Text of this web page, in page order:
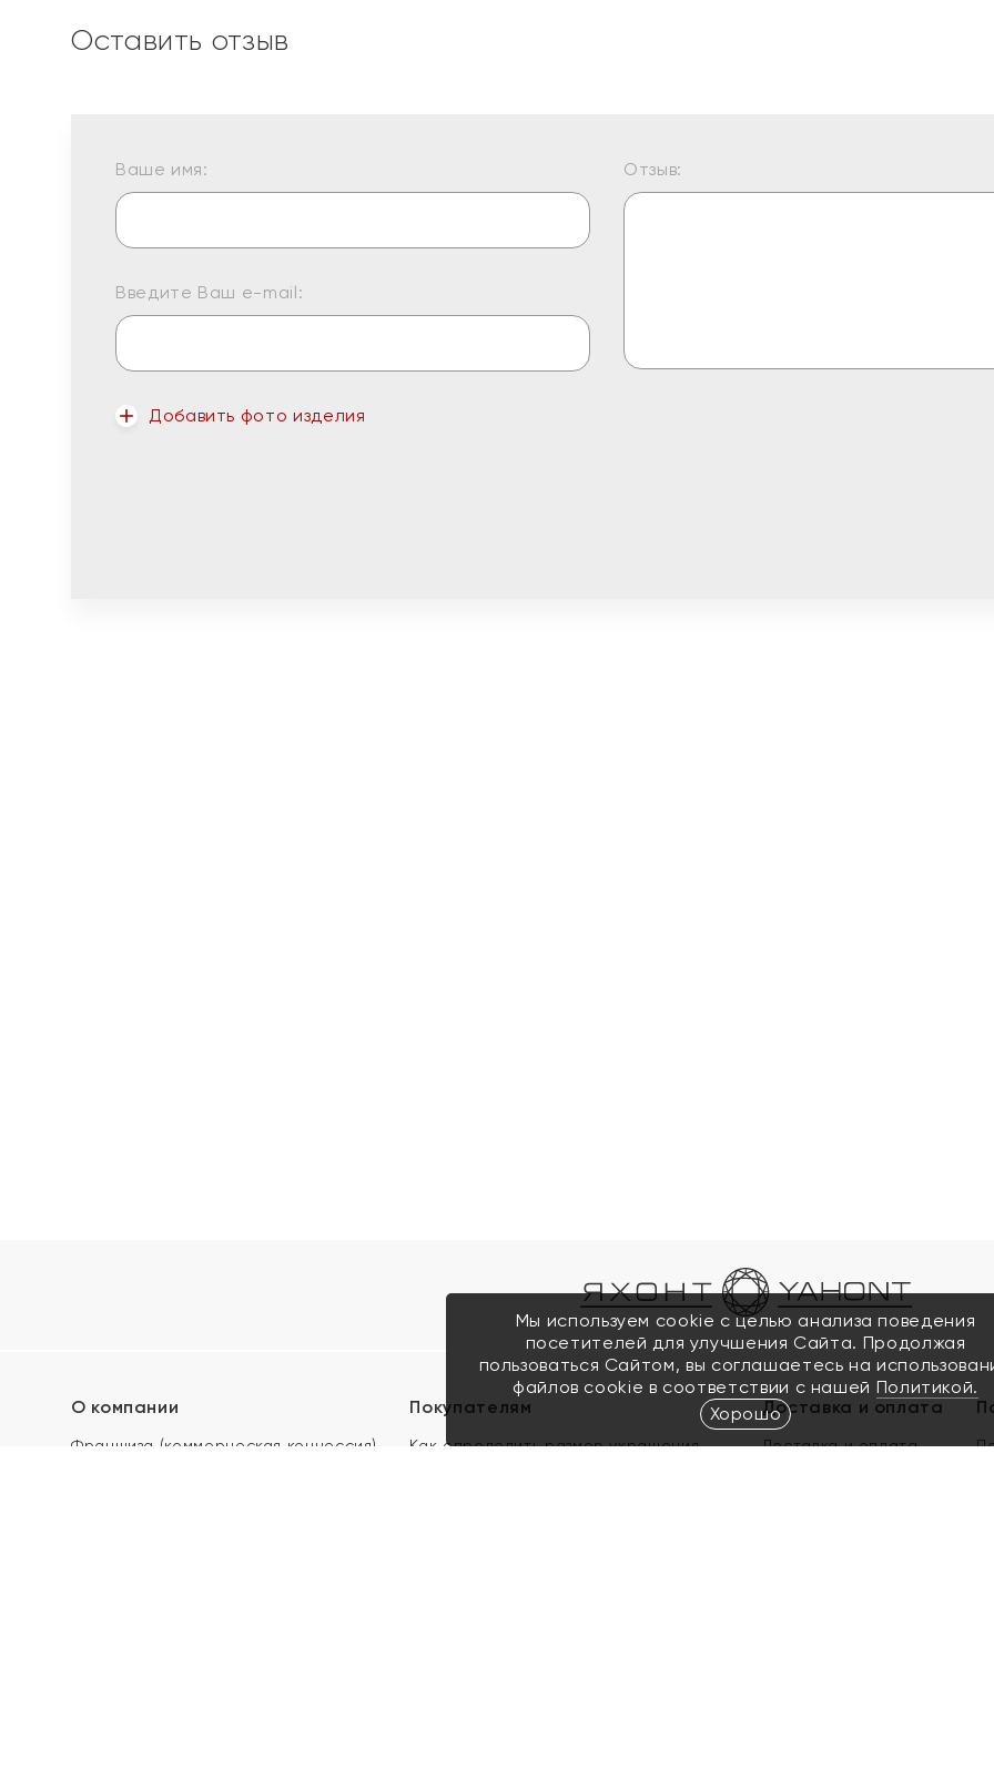
Оставить отзыв
Ваше имя:
Введите Ваш e-mail:
Добавить фото изделия
Отзыв:
О компании
Франшиза (коммерческая концессия)
Покупателям
Как определить размер украшения
Доставка и оплата
Доставка и оплата
Мы используем cookie с целью анализа поведения
посетителей для улучшения Сайта. Продолжая
пользоваться Сайтом, вы соглашаетесь на
файлов cookie в соответствии с нашей Политикой.
Хорошо